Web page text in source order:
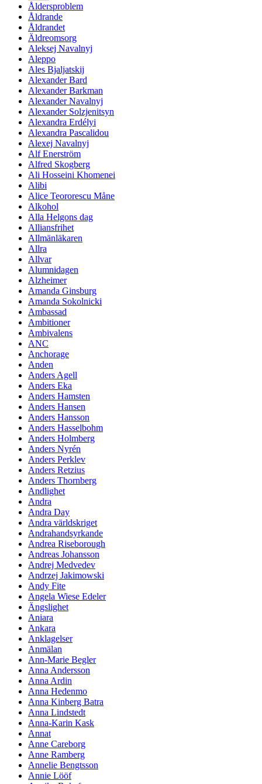
Åldersproblem
Åldrande
Åldrandet
Äldreomsorg
Aleksej Navalnyj
Aleppo
Ales Bjaljatskij
Alexander Bard
Alexander Barkman
Alexander Navalnyj
Alexander Solzjenitsyn
Alexandra Erdélyi
Alexandra Pascalidou
Alexej Navalnyj
Alf Enerström
Alfred Skogberg
Ali Hosseini Khomenei
Alibi
Alice Teororescu Måne
Alkohol
Alla Helgons dag
Alliansfrihet
Allmänläkaren
Allra
Allvar
Alumnidagen
Alzheimer
Amanda Ginsburg
Amanda Sokolnicki
Ambassad
Ambitioner
Ambivalens
ANC
Anchorage
Anden
Anders Agell
Anders Eka
Anders Hamsten
Anders Hansen
Anders Hansson
Anders Hasselbohm
Anders Holmberg
Anders Nyrén
Anders Perklev
Anders Retzius
Anders Thornberg
Andlighet
Andra
Andra Day
Andra världskriget
Andrahandsyrkande
Andrea Riseborough
Andreas Johansson
Andrej Medvedev
Andrzej Jakimowski
Andy Fite
Angela Wiese Edeler
Ängslighet
Aniara
Ankara
Anklagelser
Anmälan
Ann-Marie Begler
Anna Andersson
Anna Ardin
Anna Hedenmo
Anna Kinberg Batra
Anna Lindstedt
Anna-Karin Kask
Annat
Anne Careborg
Anne Ramberg
Annelie Bengtsson
Annie Lööf